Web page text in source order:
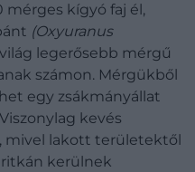
mérges kígyó faj él,
(Oxyuranus
legerősebb mérgű
számon. Mérgükből
egy zsákmányállat
kevés
mivel lakott területektől
kerülnek